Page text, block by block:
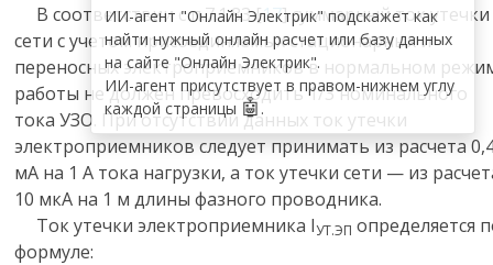
ИИ-агент "Онлайн Электрик" подскажет как
найти нужный онлайн расчет или базу данных
на сайте "Онлайн Электрик".
ИИ-агент присутствует в правом-нижнем углу
каждой страницы 🤖.
В соответствии с п.7.1.83 [17] cуммарный ток утечки
сети с учетом присоединяемых стационарных и
переносных электроприемников в нормальном
работы не должен превосходить 1/3 номинального
тока УЗО. При отсутствии данных ток утечки
электроприемников следует принимать из расчета
мА на 1 А тока нагрузки, а ток утечки сети — из
10 мкА на 1 м длины фазного проводника.
Ток утечки электроприемника IУТ.ЭП определяется
формуле: